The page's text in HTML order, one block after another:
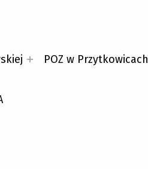
POZ w Przytkowicach